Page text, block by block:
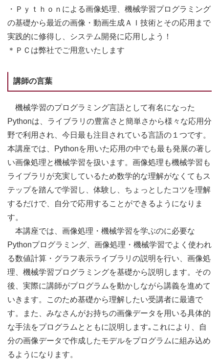
・Ｐｙｔｈｏｎによる画像処理、機械学習プログラミング
の基礎から最近の画像・動画生成ＡＩ技術とその応用まで
実践的に修得し、システム開発に応用しよう！
＊ＰＣは弊社でご用意いたします
講師の言葉
機械学習のプログラミング言語として有名になった
Pythonは、ライブラリの豊富さと簡単さから様々な応用分
野で利用され、今日最も注目されている言語の１つです。
本講座では、Pythonを用いた応用の中でも最も発展の著し
い画像処理と機械学習を扱います。画像処理も機械学習も
ライブラリが充実しているため数学的な理解がなくてもス
テップを踏んで学習し、体験し、ちょっとしたコツを理解
するだけで、自分で応用することができるようになりま
す。
本講座では、画像処理・機械学習を学ぶのに必要な
Pythonプログラミング、画像処理・機械学習でよく使われ
る数値計算・グラフ表示ライブラリの説明を行い、画像処
理、機械学習プログラミングを基礎から説明します。その
後、実際に講師がプログラムを動かしながら講義を進めて
いきます。このため基礎から理解したい受講者に最適で
す。また、みなさんがお持ちの画像データを用いる具体的
な手法をプログラムとともに説明します｡これにより、自
分の画像データで作成したモデルをプログラムに組み込め
るようになります。